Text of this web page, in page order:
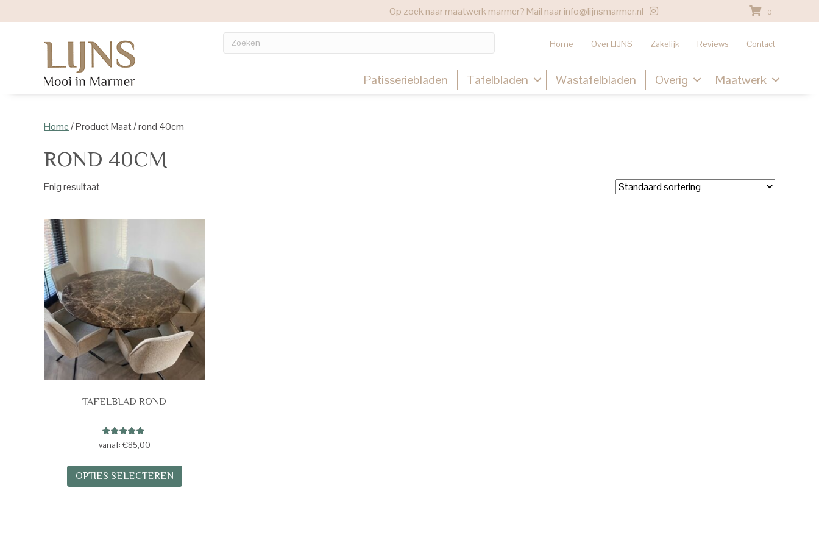
Op zoek naar maatwerk marmer? Mail naarinfo@lijnsmarmer.nl 0
Home Over LIJNS Zakelijk Reviews Contact
Patisseriebladen Tafelbladen Wastafelbladen Overig Maatwerk
Home/ Product Maat / rond 40cm
ROND 40CM
Enig resultaat
TAFELBLAD ROND
Gewaardeerd
5.00
vanaf:€85,00
OPTIES SELECTEREN
Dit